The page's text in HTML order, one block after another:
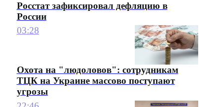
Росстат зафиксировал дефляцию в
России
03:28
Охота на "людоловов": сотрудникам
ТЦК на Украине массово поступают
угрозы